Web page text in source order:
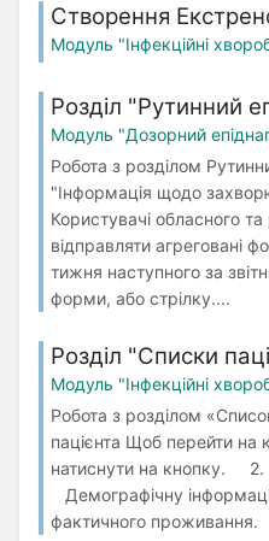
Створення
Модуль "Інфекційні
Розділ "Рутинний
Модуль "Дозорний
Робота з розділом
"Інформація щодо
Користувачі обласного
відправляти агреговані
тижня наступного за
форми, або стрілку....
Розділ "Списки
Модуль "Інфекційні
Робота з розділом
пацієнта Щоб перейти на
натиснути на кнопку. 2.
Демографічну
фактичного проживання.